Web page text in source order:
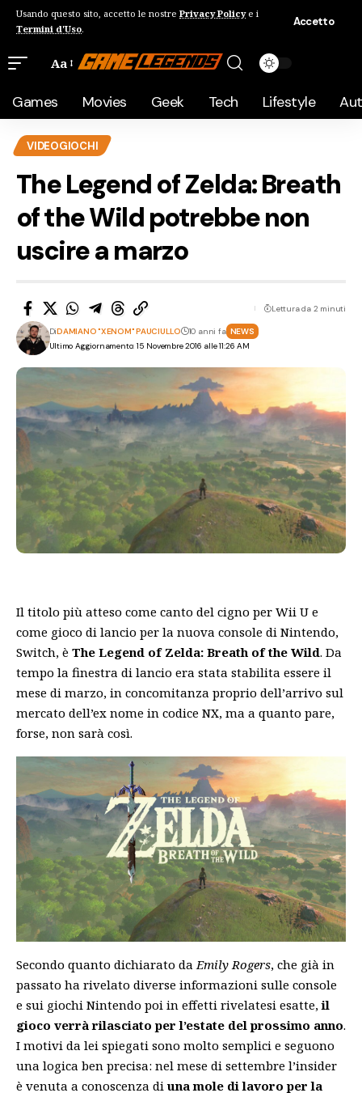
Usando questo sito, accetto le nostre Privacy Policye i
Termini d'Uso.
Accetto
Aa
Games Movies Geek Tech Lifestyle
VIDEOGIOCHI
The Legend of Zelda: Breath
of the Wild potrebbe non
uscire a marzo
Ultimo Aggiornamento: 15 Novembre 2016 alle 11:26 AM
DiDAMIANO "XENOM" PAUCIULLO 10 anni fa NEWS
Lettura da 2 minuti
Il titolo più atteso come canto del cigno per Wii U e
come gioco di lancio per la nuova console di Nintendo,
Switch, è The Legend of Zelda: Breath of the Wild. Da
tempo la finestra di lancio era stata stabilita essere il
mese di marzo, in concomitanza proprio dell’arrivo sul
mercato dell’ex nome in codice NX, ma a quanto pare,
forse, non sarà così.
Secondo quanto dichiarato daEmily Rogers, che già in
passato ha rivelato diverse informazioni sulle console
e sui giochi Nintendo poi in effetti rivelatesi esatte,il
gioco verrà rilasciato per l’estate del prossimo anno.
I motivi da lei spiegati sono molto semplici e seguono
una logica ben precisa: nel mese di settembre l’insider
è venuta a conoscenza di una mole di lavoro per la